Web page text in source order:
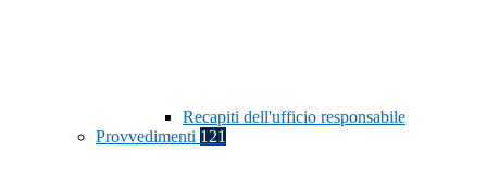
Recapiti dell'ufficio responsabile
Provvedimenti 121